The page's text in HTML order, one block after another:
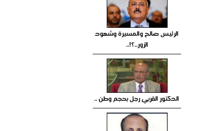
الرئيس صالح والمسيرة وشهود
الزور..؟!..
الدكتور القربي رجل بحجم وطن ..